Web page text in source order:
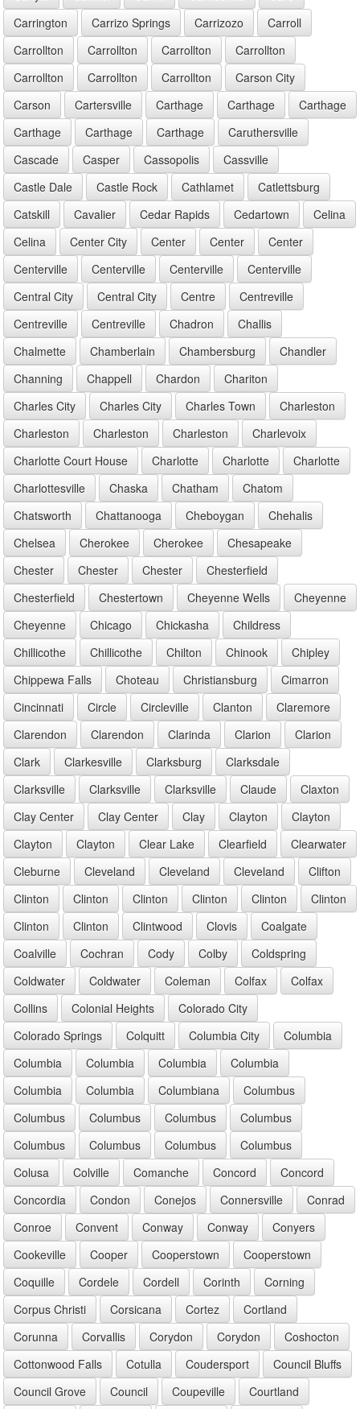
Carrington
Carrizo Springs Carrizozo
Carroll
Carrollton
Carrollton Carrollton
Carrollton
Carrollton
Carrollton Carrollton
Carson City
Carson
Cartersville Carthage Carthage
Carthage
Carthage
Carthage Carthage
Caruthersville
Cascade
Casper Cassopolis
Cassville
Castle Dale
Castle Rock Cathlamet
Catlettsburg
Catskill
Cavalier Cedar Rapids Cedartown
Celina
Celina
Center City Center Center
Center
Centerville
Centerville Centerville
Centerville
Central City
Central City Centre
Centreville
Centreville
Centreville Chadron
Challis
Chalmette
Chamberlain Chambersburg
Chandler
Channing
Chappell Chardon
Chariton
Charles City
Charles City Charles Town
Charleston
Charleston
Charleston Charleston
Charlevoix
Charlotte Court House
Charlotte Charlotte
Charlotte
Charlottesville
Chaska Chatham
Chatom
Chatsworth
Chattanooga Cheboygan
Chehalis
Chelsea
Cherokee Cherokee
Chesapeake
Chester
Chester Chester
Chesterfield
Chesterfield
Chestertown Cheyenne Wells
Cheyenne
Cheyenne
Chicago Chickasha
Childress
Chillicothe
Chillicothe Chilton Chinook
Chipley
Chippewa Falls
Choteau Christiansburg
Cimarron
Cincinnati
Circle Circleville Clanton
Claremore
Clarendon
Clarendon Clarinda Clarion
Clarion
Clark
Clarkesville Clarksburg
Clarksdale
Clarksville
Clarksville Clarksville Claude
Claxton
Clay Center
Clay Center Clay Clayton
Clayton
Clayton
Clayton Clear Lake Clearfield
Clearwater
Cleburne
Cleveland Cleveland Cleveland
Clifton
Clinton
Clinton Clinton Clinton Clinton
Clinton
Clinton
Clinton Clintwood Clovis
Coalgate
Coalville
Cochran Cody Colby
Coldspring
Coldwater
Coldwater Coleman Colfax
Colfax
Collins
Colonial Heights
Colorado City
Colorado Springs
Colquitt Columbia City
Columbia
Columbia
Columbia Columbia
Columbia
Columbia
Columbia Columbiana
Columbus
Columbus
Columbus Columbus
Columbus
Columbus
Columbus Columbus
Columbus
Colusa
Colville Comanche Concord
Concord
Concordia
Condon Conejos Connersville
Conrad
Conroe
Convent Conway Conway
Conyers
Cookeville
Cooper Cooperstown
Cooperstown
Coquille
Cordele Cordell Corinth
Corning
Corpus Christi
Corsicana Cortez
Cortland
Corunna
Corvallis Corydon Corydon
Coshocton
Cottonwood Falls
Cotulla Coudersport
Council Bluffs
Council Grove
Council Coupeville
Courtland